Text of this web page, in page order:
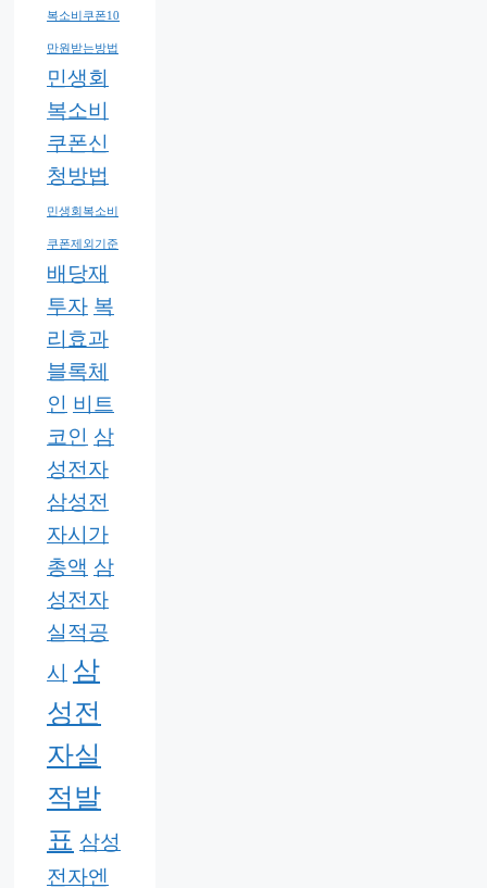
복소비쿠폰10
만원받는방법
민생회
복소비
쿠폰신
청방법
민생회복소비
쿠폰제외기준
배당재
투자 복
리효과
블록체
인 비트
코인 삼
성전자
삼성전
자시가
총액 삼
성전자
실적공
시
삼
성전
자실
적발
표 삼성
전자엔